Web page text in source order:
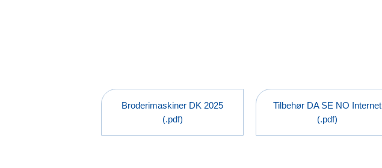
Broderimaskiner DK 2025
(.pdf)
Tilbehør DA SE NO Internet
(.pdf)